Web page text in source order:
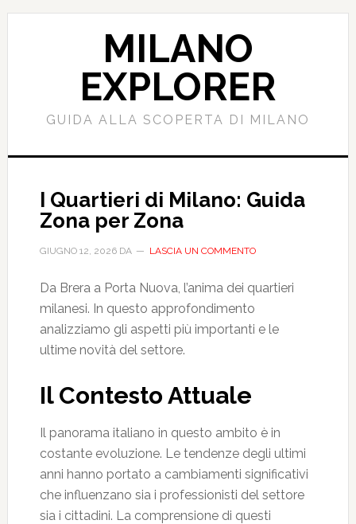
Passa
Passa
MILANO
EXPLORER
GUIDA ALLA SCOPERTA DI MILANO
I Quartieri di Milano: Guida
Zona per Zona
GIUGNO 12, 2026DA LASCIA UN COMMENTO
Da Brera a Porta Nuova, l’anima dei quartieri
milanesi. In questo approfondimento
analizziamo gli aspetti più importanti e le
ultime novità del settore.
Il Contesto Attuale
Il panorama italiano in questo ambito è in
costante evoluzione. Le tendenze degli ultimi
anni hanno portato a cambiamenti significativi
che influenzano sia i professionisti del settore
sia i cittadini. La comprensione di questi